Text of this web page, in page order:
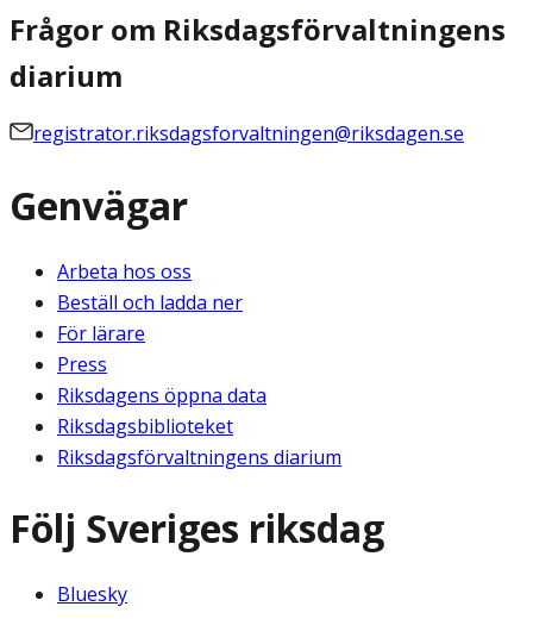
Frågor om Riksdagsförvaltningens
diarium
registrator.riksdagsforvaltningen@riksdagen.se
Genvägar
Arbeta hos oss
Beställ och ladda ner
För lärare
Press
Riksdagens öppna data
Riksdagsbiblioteket
Riksdagsförvaltningens diarium
Följ Sveriges riksdag
Bluesky